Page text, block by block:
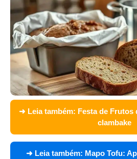
➜ Leia também: Festa de Frutos
clambake
➜ Leia também: Mapo Tofu: